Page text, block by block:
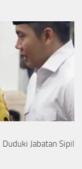
Jabatan Sipil